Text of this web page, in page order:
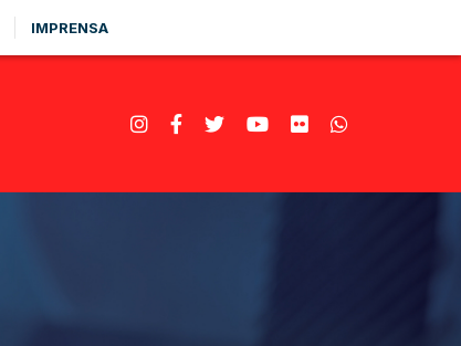
IMPRENSA